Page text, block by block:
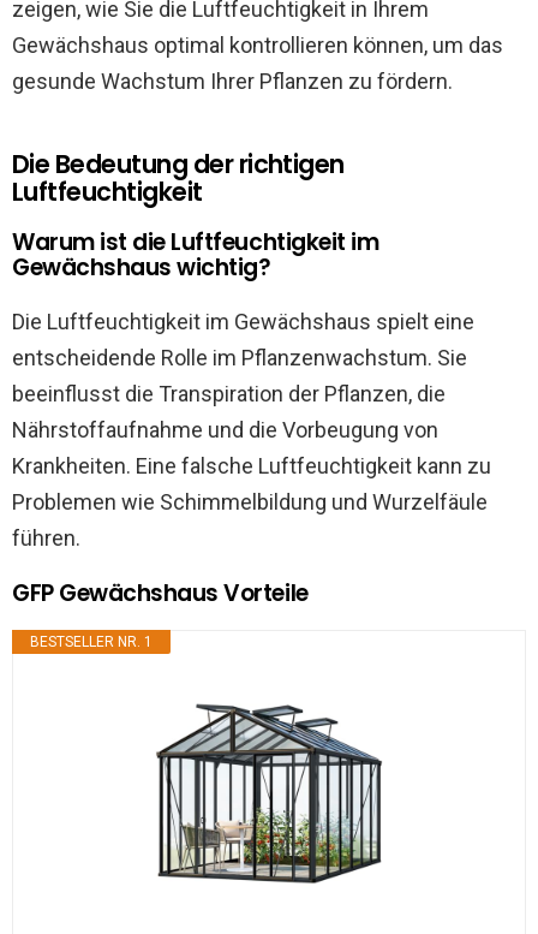
zeigen, wie Sie die Luftfeuchtigkeit in Ihrem
Gewächshaus optimal kontrollieren können, um das
gesunde Wachstum Ihrer Pflanzen zu fördern.
Die Bedeutung der richtigen
Luftfeuchtigkeit
Warum ist die Luftfeuchtigkeit im
Gewächshaus wichtig?
Die Luftfeuchtigkeit im Gewächshaus spielt eine
entscheidende Rolle im Pflanzenwachstum. Sie
beeinflusst die Transpiration der Pflanzen, die
Nährstoffaufnahme und die Vorbeugung von
Krankheiten. Eine falsche Luftfeuchtigkeit kann zu
Problemen wie Schimmelbildung und Wurzelfäule
führen.
GFP Gewächshaus Vorteile
BESTSELLER NR. 1